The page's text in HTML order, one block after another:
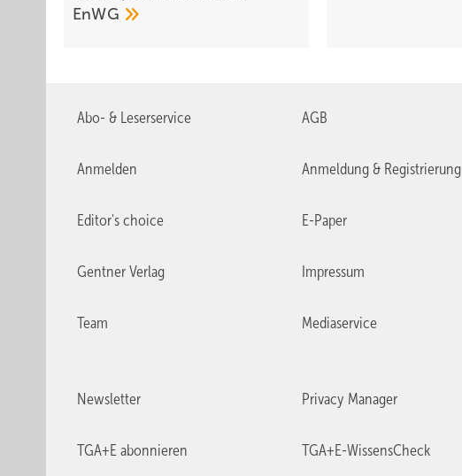
EnWG
Abo- & Leserservice AGB
Anmelden Anmeldung & Registrierung
Editor's choice E-Paper
Gentner Verlag Impressum
Team Mediaservice
Newsletter Privacy Manager
TGA+E abonnieren TGA+E-WissensCheck